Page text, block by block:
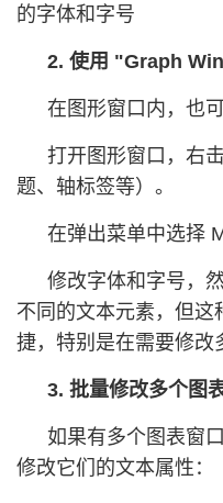
的字体和字号
2. 使用 "Graph
在图形窗口内，也
打开图形窗口，右
题、轴标签等）。
在弹出菜单中选择
修改字体和字号，
不同的文本元素，但
捷，特别是在需要修改
3. 批量修改多个图
如果有多个图表窗
修改它们的文本属性：